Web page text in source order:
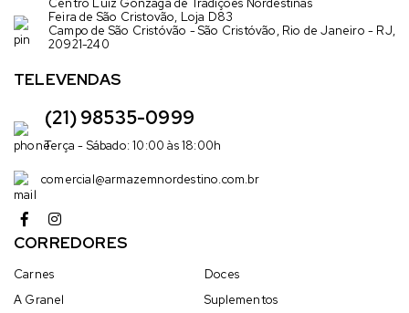
Centro Luiz Gonzaga de Tradições Nordestinas
Feira de São Cristovão, Loja D83
Campo de São Cristóvão - São Cristóvão, Rio de Janeiro - RJ,
20921-240
TELEVENDAS
(21) 98535-0999
Terça - Sábado: 10:00 às 18:00h
comercial@armazemnordestino.com.br
CORREDORES
Carnes
A Granel
Doces
Suplementos